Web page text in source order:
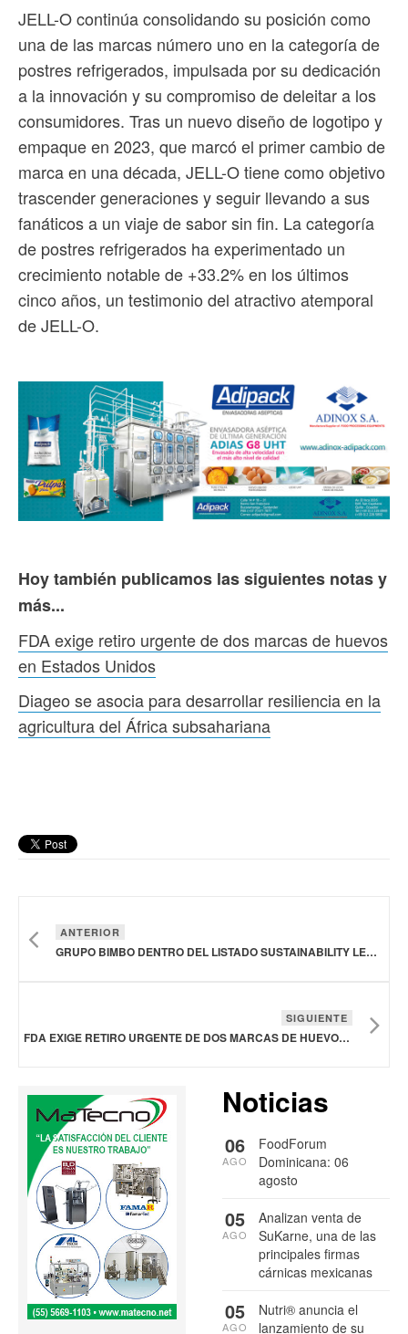
JELL-O continúa consolidando su posición como
una de las marcas número uno en la categoría de
postres refrigerados, impulsada por su dedicación
a la innovación y su compromiso de deleitar a los
consumidores. Tras un nuevo diseño de logotipo y
empaque en 2023, que marcó el primer cambio de
marca en una década, JELL-O tiene como objetivo
trascender generaciones y seguir llevando a sus
fanáticos a un viaje de sabor sin fin. La categoría
de postres refrigerados ha experimentado un
crecimiento notable de +33.2% en los últimos
cinco años, un testimonio del atractivo atemporal
de JELL-O.
Hoy también publicamos las siguientes notas y
más...
FDA exige retiro urgente de dos marcas de huevos
en Estados Unidos
Diageo se asocia para desarrollar resiliencia en la
agricultura del África subsahariana
ANTERIOR
GRUPO BIMBO DENTRO DEL LISTADO SUSTAINABILITY LEADERS 2024
SIGUIENTE
FDA EXIGE RETIRO URGENTE DE DOS MARCAS DE HUEVOS EN ESTADOS UNIDOS
Noticias
FoodForum
Dominicana: 06
agosto
06
AGO
Analizan venta de
SuKarne, una de las
principales firmas
cárnicas mexicanas
05
AGO
Nutri® anuncia el
lanzamiento de su
05
AGO